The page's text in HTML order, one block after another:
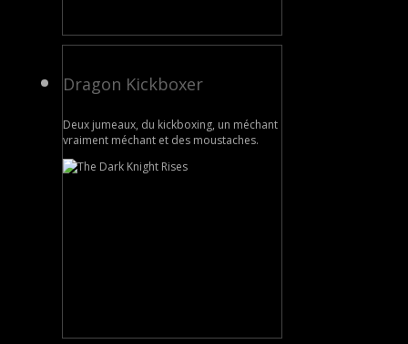
Dragon Kickboxer
Deux jumeaux, du kickboxing, un méchant
vraiment méchant et des moustaches.